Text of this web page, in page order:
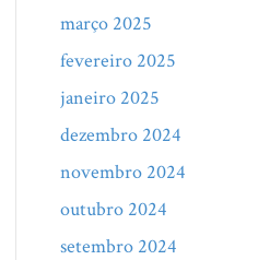
março 2025
fevereiro 2025
janeiro 2025
dezembro 2024
novembro 2024
outubro 2024
setembro 2024